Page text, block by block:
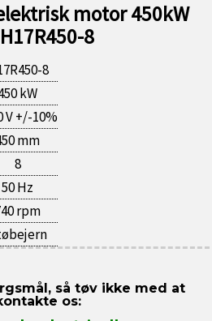
motor 450kW
8
8
kW
V +/-10%
mm
8
50 Hz
rpm
så tøv ikke med at
os: